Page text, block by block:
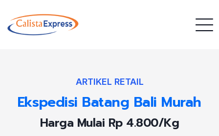
ARTIKEL RETAIL
Ekspedisi Batang Bali Murah
Harga Mulai Rp 4.800/Kg